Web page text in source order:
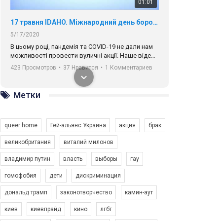
01:01
17 травня IDAHO. Міжнародний день боротьби з гомофобією трансфобією і біфобія.
5/17/2020
В цьому році, пандемія та COVІD-19 не дали нам
можливості провести вуличні акції. Наше відео-
звернення про те, що навіть коли ми у різних
містах та не можемо зустрінеться, ми разом. Ми
закликаємо всіх хто поділяє цінності рівності та
солідарності, приєднатися до нас. Регіональні
підрозділи ГАУ є в 16 областях України.
423 Просмотров • 37 Нравится • 1 Комментариев
Зупинимо насильство проти ЛГБТ в Україні! Stop violence against LGBT in Ukraine!
Емоційний та вражаючий промо-ролік на
Метки
queer home Гей-альянс Украина акция брак
великобритания виталий милонов
владимир путин власть выборы гау
гомофобия дети дискриминация
дональд трамп законотворчество камин-аут
киев киевпрайд кино лгбт